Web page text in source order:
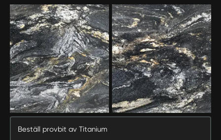
Beställ provbit av Titanium